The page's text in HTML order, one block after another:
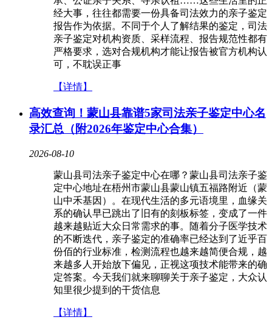
经大事，往往都需要一份具备司法效力的亲子鉴定
报告作为依据。不同于个人了解结果的鉴定，司法
亲子鉴定对机构资质、采样流程、报告规范性都有
严格要求，选对合规机构才能让报告被官方机构认
可，不耽误正事
【详情】
高效查询！蒙山县靠谱5家司法亲子鉴定中心名
录汇总（附2026年鉴定中心合集）
2026-08-10
蒙山县司法亲子鉴定中心在哪？蒙山县司法亲子鉴
定中心地址在梧州市蒙山县蒙山镇五福路附近（蒙
山中禾基因）。在现代生活的多元语境里，血缘关
系的确认早已跳出了旧有的刻板标签，变成了一件
越来越贴近大众日常需求的事。随着分子医学技术
的不断迭代，亲子鉴定的准确率已经达到了近乎百
份佰的行业标准，检测流程也越来越简便合规，越
来越多人开始放下偏见，正视这项技术能带来的确
定答案。今天我们就来聊聊关于亲子鉴定，大众认
知里很少提到的干货信息
【详情】